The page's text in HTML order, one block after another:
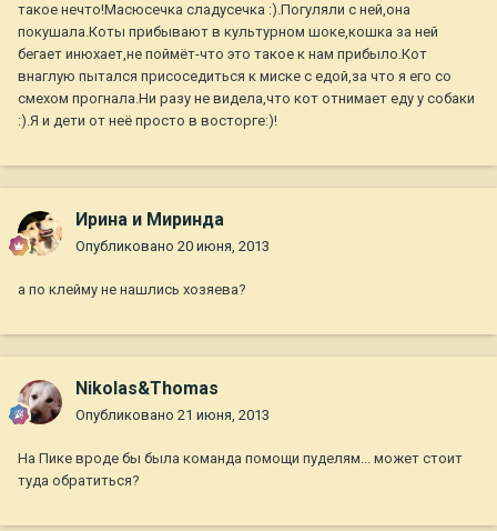
такое нечто!Масюсечка сладусечка :).Погуляли с ней,она
покушала.Коты прибывают в культурном шоке,кошка за ней
бегает инюхает,не поймёт-что это такое к нам прибыло.Кот
внаглую пытался присоседиться к миске с едой,за что я его со
смехом прогнала.Ни разу не видела,что кот отнимает еду у собаки
:).Я и дети от неё просто в восторге:)!
Ирина и Миринда
Опубликовано 20 июня, 2013
а по клейму не нашлись хозяева?
Nikolas&Thomas
Опубликовано 21 июня, 2013
На Пике вроде бы была команда помощи пуделям... может стоит
туда обратиться?